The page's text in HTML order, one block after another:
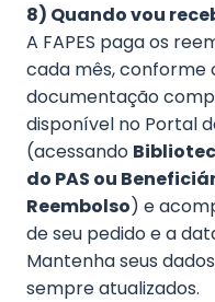
8) Quando vou
A FAPES paga os
cada mês, conforme
documentação
disponível no Portal
(acessando
do PAS ou
Reembolso) e
de seu pedido e a
Mantenha seus
sempre atualizados.